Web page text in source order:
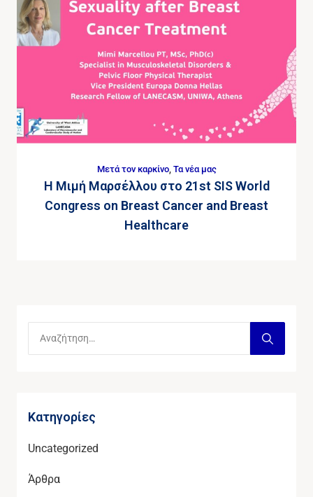
Μετά τον καρκίνο, Τα νέα μας
Η Μιμή Μαρσέλλου στο 21st SIS World
Congress on Breast Cancer and Breast
Healthcare
Kατηγορίες
Uncategorized
Άρθρα